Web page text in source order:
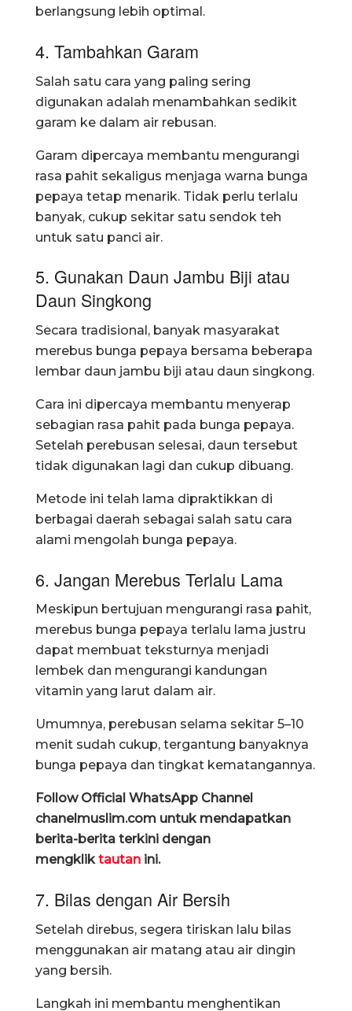
berlangsung lebih optimal.
4. Tambahkan Garam
Salah satu cara yang paling sering
digunakan adalah menambahkan sedikit
garam ke dalam air rebusan.
Garam dipercaya membantu mengurangi
rasa pahit sekaligus menjaga warna bunga
pepaya tetap menarik. Tidak perlu terlalu
banyak, cukup sekitar satu sendok teh
untuk satu panci air.
5. Gunakan Daun Jambu Biji atau
Daun Singkong
Secara tradisional, banyak masyarakat
merebus bunga pepaya bersama beberapa
lembar daun jambu biji atau daun singkong.
Cara ini dipercaya membantu menyerap
sebagian rasa pahit pada bunga pepaya.
Setelah perebusan selesai, daun tersebut
tidak digunakan lagi dan cukup dibuang.
Metode ini telah lama dipraktikkan di
berbagai daerah sebagai salah satu cara
alami mengolah bunga pepaya.
6. Jangan Merebus Terlalu Lama
Meskipun bertujuan mengurangi rasa pahit,
merebus bunga pepaya terlalu lama justru
dapat membuat teksturnya menjadi
lembek dan mengurangi kandungan
vitamin yang larut dalam air.
Umumnya, perebusan selama sekitar 5–10
menit sudah cukup, tergantung banyaknya
bunga pepaya dan tingkat kematangannya.
Follow Official WhatsApp Channel
chanelmuslim.com untuk mendapatkan
berita-berita terkini dengan
mengkliktautan ini.
7. Bilas dengan Air Bersih
Setelah direbus, segera tiriskan lalu bilas
menggunakan air matang atau air dingin
yang bersih.
Langkah ini membantu menghentikan